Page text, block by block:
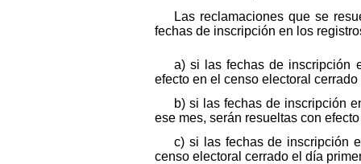
Las reclamaciones que se
fechas de inscripción en los
a) si las fechas de inscripción
efecto en el censo electoral
b) si las fechas de inscripción
ese mes, serán resueltas con
c) si las fechas de inscripción
censo electoral cerrado el día